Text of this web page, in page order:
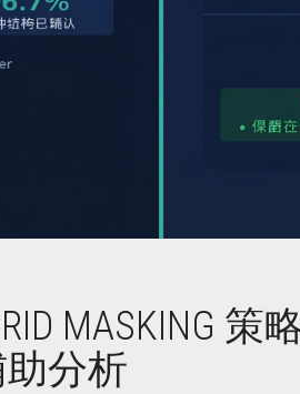
MASKING
分析